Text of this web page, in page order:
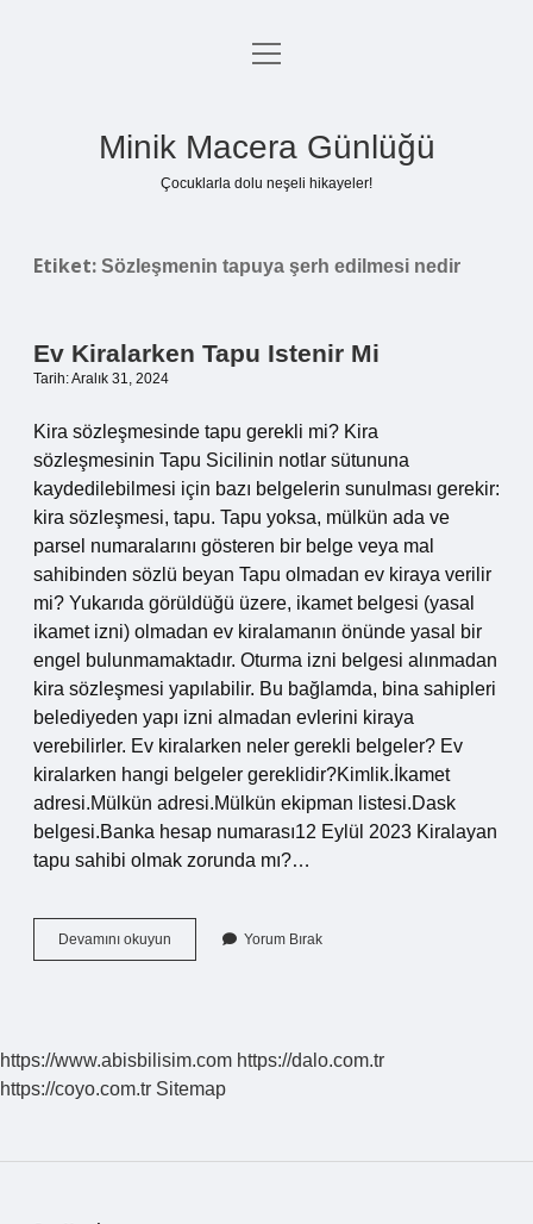
Anasayfa
menüyü
Minik Macera Günlüğü
Çocuklarla dolu neşeli hikayeler!
Etiket: Sözleşmenin tapuya şerh edilmesi nedir
Ev Kiralarken Tapu Istenir Mi
Tarih: Aralık 31, 2024
Kira sözleşmesinde tapu gerekli mi? Kira
sözleşmesinin Tapu Sicilinin notlar sütununa
kaydedilebilmesi için bazı belgelerin sunulması gerekir:
kira sözleşmesi, tapu. Tapu yoksa, mülkün ada ve
parsel numaralarını gösteren bir belge veya mal
sahibinden sözlü beyan Tapu olmadan ev kiraya verilir
mi? Yukarıda görüldüğü üzere, ikamet belgesi (yasal
ikamet izni) olmadan ev kiralamanın önünde yasal bir
engel bulunmamaktadır. Oturma izni belgesi alınmadan
kira sözleşmesi yapılabilir. Bu bağlamda, bina sahipleri
belediyeden yapı izni almadan evlerini kiraya
verebilirler. Ev kiralarken neler gerekli belgeler? Ev
kiralarken hangi belgeler gereklidir?Kimlik.İkamet
adresi.Mülkün adresi.Mülkün ekipman listesi.Dask
belgesi.Banka hesap numarası12 Eylül 2023 Kiralayan
tapu sahibi olmak zorunda mı?…
Devamını okuyun
Kiralarken
Yorum Bırak
https://www.abisbilisim.com https://dalo.com.tr
https://coyo.com.tr Sitemap